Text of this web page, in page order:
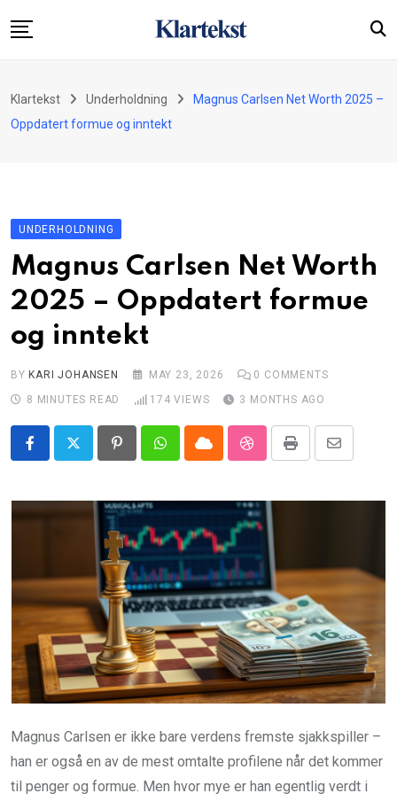
to
Økonomi
Om oss
Kontakt
Klartekst Underholdning
Magnus Carlsen Net Worth 2025 –
Oppdatert formue og inntekt
UNDERHOLDNING
Magnus Carlsen Net Worth
2025 – Oppdatert formue
og inntekt
BYKARI JOHANSEN MAY 23, 2026 0 COMMENTS
8 MINUTES READ
174 VIEWS 3 MONTHS AGO
PinterestWhatsappCloud StumbleUpon
Print
Share
Email
Magnus Carlsen er ikke bare verdens fremste sjakkspiller –
han er også en av de mest omtalte profilene når det kommer
til penger og formue. Men hvor mye er han egentlig verdt i